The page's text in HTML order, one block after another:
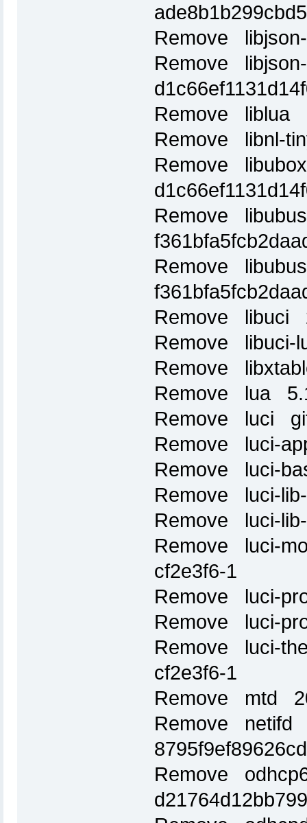
Remove
Remove
Remove liblua
Remove libnl-
Remove
Remove
Remove
Remove libuci
Remove libuci-
Remove
Remove lua
Remove luci
Remove luci-
Remove luci-
Remove luci-
Remove luci-
Remove luci-
cf2e3f6-1
Remove luci-
Remove luci-
Remove luci-
cf2e3f6-1
Remove mtd
Remove netifd
Remove